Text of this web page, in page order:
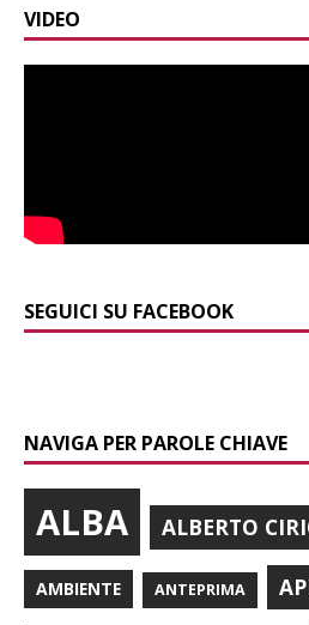
VIDEO
SEGUICI SU FACEBOOK
NAVIGA PER PAROLE CHIAVE
ALBA ALBERTO
AMBIENTE ANTEPRIMA